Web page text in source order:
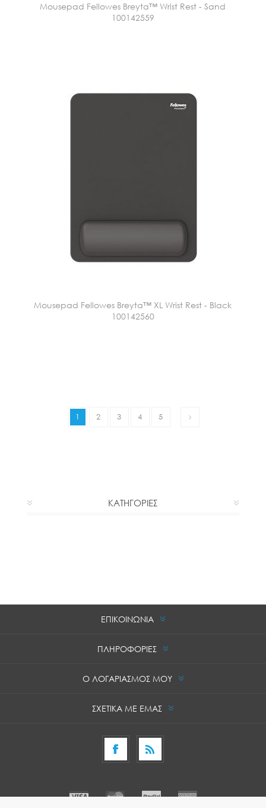
Mousepad Fellowes Breyta™ Wrist Rest - Sand
100142559
Mousepad Fellowes Breyta™ XL Wrist Rest - Black
100142560
1 2 3 4 5
ΚΑΤΗΓΟΡΙΕΣ
ΕΠΙΚΟΙΝΩΝΙΑ
ΠΛΗΡΟΦΟΡΙΕΣ
Ο ΛΟΓΑΡΙΑΣΜΟΣ ΜΟΥ
ΣΧΕΤΙΚΑ ΜΕ ΕΜΑΣ